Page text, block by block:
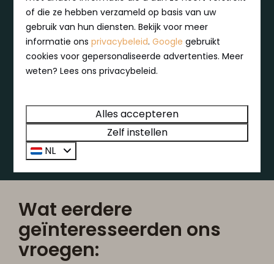
kindvriendelijkeevenementen. Kortom, dankzij
de Friese gastvrijheid, lokale lekkernijen en een
overvloed aan activiteiten belooft een verblijf bij
MarinaPark Beach Resort Soal een unieke
Neem gerust contact met ons op
Wat eerdere
geïnteresseerden ons
vroegen:
of die ze hebben verzameld op basis van uw
gebruik van hun diensten. Bekijk voor meer
informatie onsprivacybeleid.Google gebruikt
cookies voor gepersonaliseerde advertenties. Meer
weten? Lees ons privacybeleid.
Alles accepteren
Zelf instellen
NL